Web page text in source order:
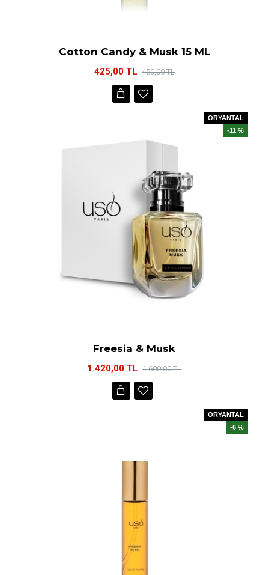
Cotton Candy & Musk 15 ML
425,00 TL 450,00 TL
ORYANTAL
-11 %
Freesia & Musk
1.420,00 TL 1.600,00 TL
ORYANTAL
-6 %